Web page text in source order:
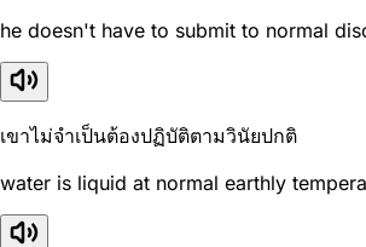
he doesn't have to submit to normal
เขาไม่จำเป็นต้องปฏิบัติตามวินัยปกติ
water is liquid at normal earthly